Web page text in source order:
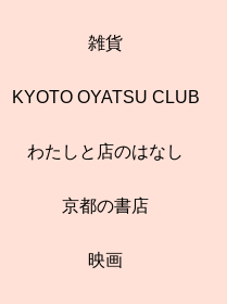
雑貨
KYOTO OYATSU CLUB
わたしと店のはなし
京都の書店
映画